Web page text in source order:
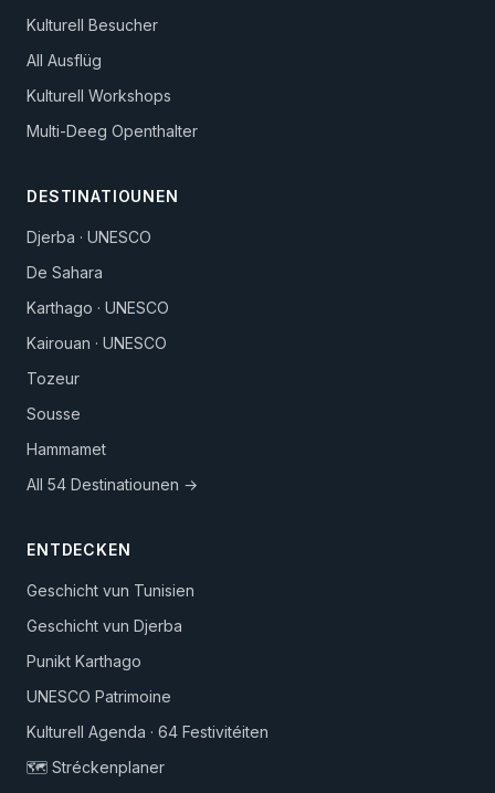
Kulturell Besucher
All Ausflüg
Kulturell Workshops
Multi-Deeg Openthalter
DESTINATIOUNEN
Djerba · UNESCO
De Sahara
Karthago · UNESCO
Kairouan · UNESCO
Tozeur
Sousse
Hammamet
All 54 Destinatiounen →
ENTDECKEN
Geschicht vun Tunisien
Geschicht vun Djerba
Punikt Karthago
UNESCO Patrimoine
Kulturell Agenda · 64 Festivitéiten
🗺️ Stréckenplaner